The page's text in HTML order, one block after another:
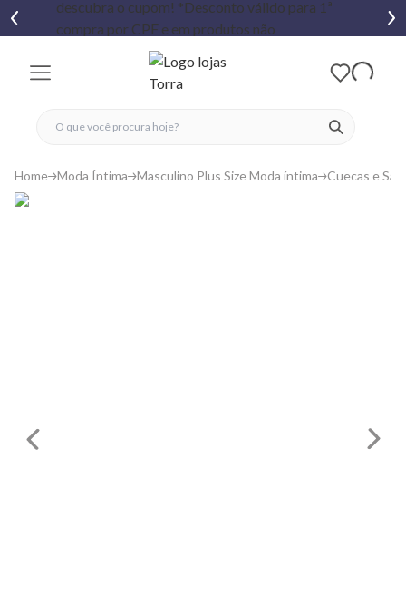
ver
fechar menu
fechar menu
favoritos
Home Moda Íntima Masculino Plus Size Moda íntima Cuecas e